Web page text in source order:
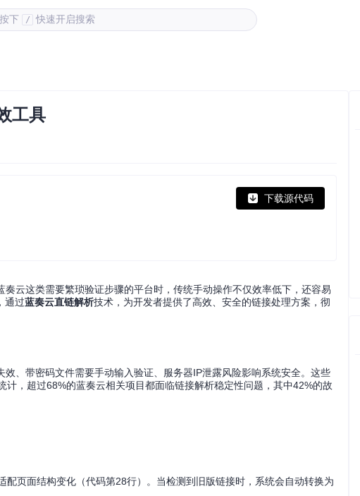
按下 / 快速开启搜索
工具
下载源代码
云这类需要繁琐验证步骤的平台时，传统手动操作不仅效率低下，还容易
，通过蓝奏云直链解析技术，为开发者提供了高效、安全的链接处理方案，彻
、带密码文件需要手动输入验证、服务器IP泄露风险影响系统安全。这些
，超过68%的蓝奏云相关项目都面临链接解析稳定性问题，其中42%的故
配页面结构变化（代码第28行）。当检测到旧版链接时，系统会自动转换为